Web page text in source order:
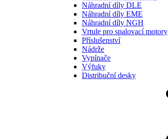
Náhradní díly DLE
Náhradní díly EME
Náhradní díly NGH
Vrtule pro spalovací motory
Příslušenství
Nádrže
Vypínače
Výfuky
Distribuční desky